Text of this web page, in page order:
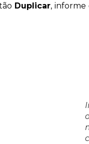
Duplicar, informe